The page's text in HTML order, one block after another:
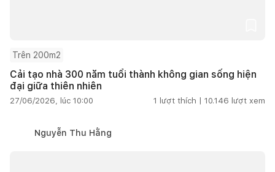
Trên 200m2
Cải tạo nhà 300 năm tuổi thành không gian sống hiện
đại giữa thiên nhiên
27/06/2026, lúc 10:00 1 lượt thích | 10.146 lượt xem
Nguyễn Thu Hằng